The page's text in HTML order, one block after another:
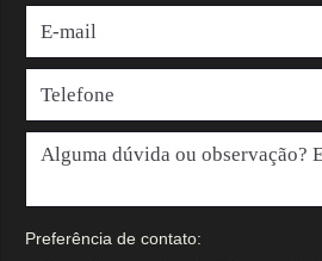
Preferência de contato: